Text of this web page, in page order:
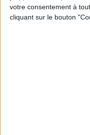
votre consentement à
cliquant sur le bouton